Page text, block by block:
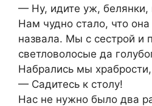
— Ну, идите уж, белянки,
Нам чудно стало, что
назвала. Мы с сестрой и
светловолосые да
Набрались мы
— Садитесь к столу!
Нас не нужно было два